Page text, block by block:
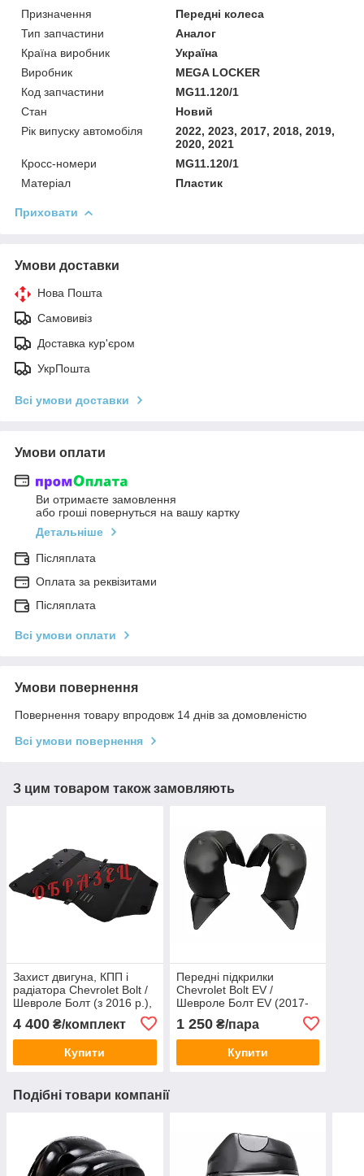
Призначення
Передні колеса
Тип запчастини
Аналог
Країна виробник
Україна
Виробник
MEGA LOCKER
Код запчастини
MG11.120/1
Стан
Новий
Рік випуску автомобіля
2022, 2023, 2017, 2018, 2019,
2020, 2021
Кросс-номери
MG11.120/1
Матеріал
Пластик
Приховати
Умови доставки
Нова Пошта
Самовивіз
Доставка кур'єром
УкрПошта
Всі умови доставки
Умови оплати
Ви отримаєте замовлення
або гроші повернуться на вашу картку
Детальніше
Післяплата
Оплата за реквізитами
Післяплата
Всі умови оплати
Умови повернення
Повернення товару впродовж 14 днів за домовленістю
Всі умови повернення
З цим товаром також замовляють
Захист двигуна, КПП і
радіатора Chevrolet Bolt /
Шевроле Болт (з 2016 р.),
2 листи, сталь 2 мм, ЩИТ
416
4 400 ₴/комплект
Купити
Передні підкрилки
Chevrolet Bolt EV /
Шевроле Болт EV (2017-
1 250₴/пара
Купити
Подібні товари компанії